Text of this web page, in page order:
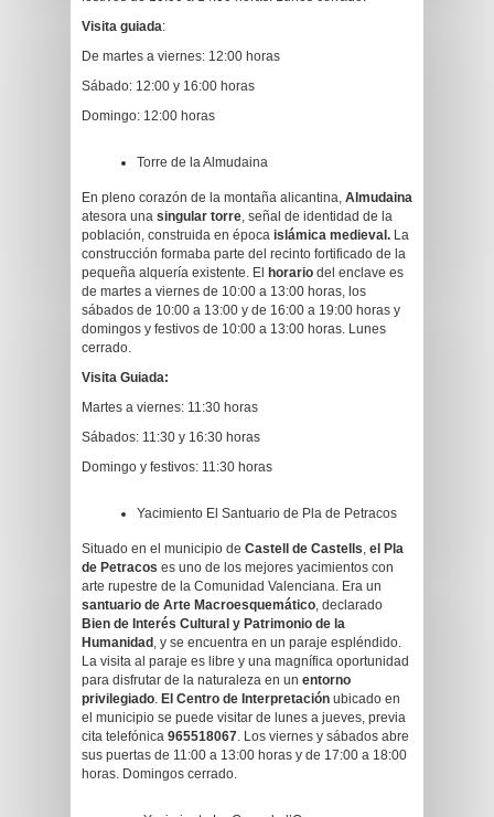
Visita guiada:
De martes a viernes: 12:00 horas
Sábado: 12:00 y 16:00 horas
Domingo: 12:00 horas
Torre de la Almudaina
En pleno corazón de la montaña alicantina, Almudaina
atesora una singular torre, señal de identidad de la
población, construida en época islámica medieval. La
construcción formaba parte del recinto fortificado de la
pequeña alquería existente. El horario del enclave es
de martes a viernes de 10:00 a 13:00 horas, los
sábados de 10:00 a 13:00 y de 16:00 a 19:00 horas y
domingos y festivos de 10:00 a 13:00 horas. Lunes
cerrado.
Visita Guiada:
Martes a viernes: 11:30 horas
Sábados: 11:30 y 16:30 horas
Domingo y festivos: 11:30 horas
Yacimiento El Santuario de Pla de Petracos
Situado en el municipio de Castell de Castells, el Pla
de Petracos es uno de los mejores yacimientos con
arte rupestre de la Comunidad Valenciana. Era un
santuario de Arte Macroesquemático, declarado
Bien de Interés Cultural y Patrimonio de la
Humanidad , y se encuentra en un paraje espléndido.
La visita al paraje es libre y una magnífica oportunidad
para disfrutar de la naturaleza en un entorno
privilegiado. El Centro de Interpretación ubicado en
el municipio se puede visitar de lunes a jueves, previa
cita telefónica 965518067. Los viernes y sábados abre
sus puertas de 11:00 a 13:00 horas y de 17:00 a 18:00
horas. Domingos cerrado.